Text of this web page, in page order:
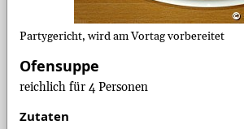
Partygericht, wird am Vortag vorbereitet
Ofensuppe
reichlich für 4 Personen
Zutaten